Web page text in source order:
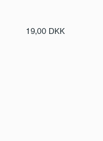
19,00 DKK